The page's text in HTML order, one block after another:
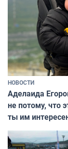
НОВОСТИ
Аделаида
не потому, что
ты им